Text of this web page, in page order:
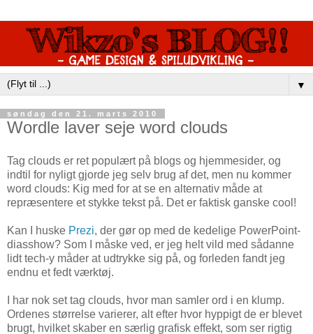
▼
søndag den 21. marts 2010
Wordle laver seje word clouds
Tag clouds er ret populært på blogs og hjemmesider, og
indtil for nyligt gjorde jeg selv brug af det, men nu kommer
word clouds: Kig med for at se en alternativ måde at
repræsentere et stykke tekst på. Det er faktisk ganske cool!
Kan I huske Prezi, der gør op med de kedelige PowerPoint-
diasshow? Som I måske ved, er jeg helt vild med sådanne
lidt tech-y måder at udtrykke sig på, og forleden fandt jeg
endnu et fedt værktøj.
I har nok set tag clouds, hvor man samler ord i en klump.
Ordenes størrelse varierer, alt efter hvor hyppigt de er blevet
brugt, hvilket skaber en særlig grafisk effekt, som ser rigtig